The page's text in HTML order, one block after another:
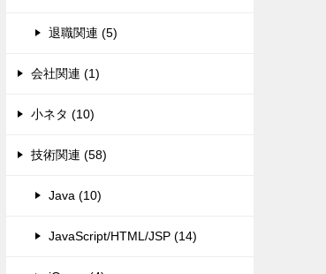
退職関連 (5)
会社関連 (1)
小ネタ (10)
技術関連 (58)
Java (10)
JavaScript/HTML/JSP (14)